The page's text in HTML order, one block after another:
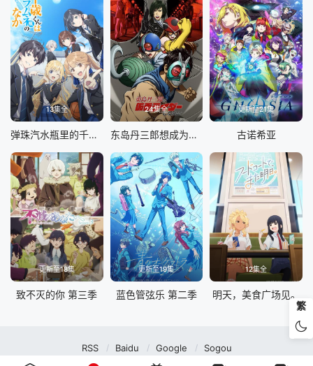
13集全
弹珠汽水瓶里的千岁同学
24集全
东岛丹三郎想成为假面骑士
更新至21集
古诺希亚
更新至18集
致不灭的你 第三季
更新至19集
蓝色管弦乐 第二季
12集全
明天，美食广场见。
繁
RSS Baidu Google Sogou